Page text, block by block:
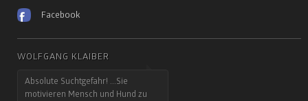
Facebook
WOLFGANG KLAIBER
Absolute Suchtgefahr! ...Sie
motivieren Mensch und Hund zu